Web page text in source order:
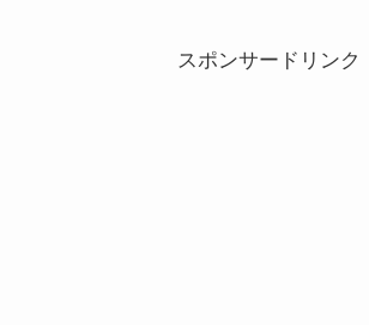
スポンサードリンク